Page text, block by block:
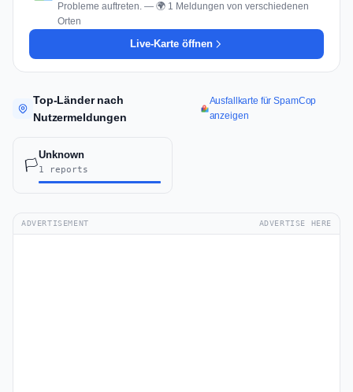
Probleme auftreten. — 🌍 1 Meldungen von verschiedenen
Orten
Live-Karte öffnen
Top-Länder nach
Nutzermeldungen
Ausfallkarte für SpamCop
anzeigen
🏳️
Unknown
1 reports
ADVERTISEMENT ADVERTISE HERE